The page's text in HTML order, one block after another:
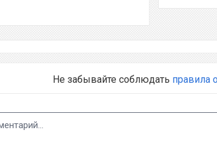
Не забывайте соблюдать правила